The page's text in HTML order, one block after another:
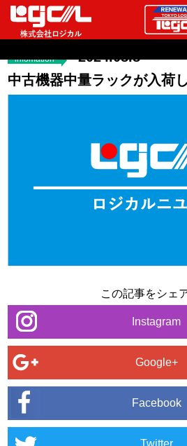
infomation
2024.08.8
中古機器中量ラックが入荷
この記事をシェ
Instagram
Google+
Facebook
Twitter